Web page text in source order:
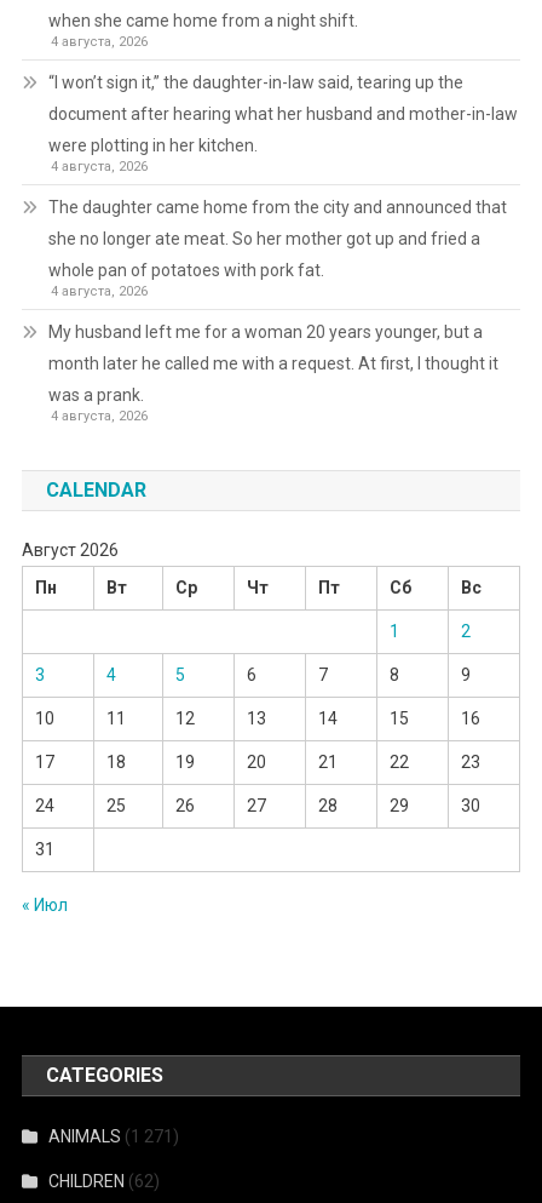
when she came home from a night shift.
4 августа, 2026
“I won’t sign it,” the daughter-in-law said, tearing up the
document after hearing what her husband and mother-in-law
were plotting in her kitchen.
4 августа, 2026
The daughter came home from the city and announced that
she no longer ate meat. So her mother got up and fried a
whole pan of potatoes with pork fat.
4 августа, 2026
My husband left me for a woman 20 years younger, but a
month later he called me with a request. At first, I thought it
was a prank.
4 августа, 2026
CALENDAR
Август 2026
Пн
Вт Ср Чт Пт Сб Вс
1 2
3 4 5 6 7 8 9
10 11 12 13 14 15 16
17 18 19 20 21 22 23
24 25 26 27 28 29 30
31
« Июл
CATEGORIES
ANIMALS (1 271)
CHILDREN (62)